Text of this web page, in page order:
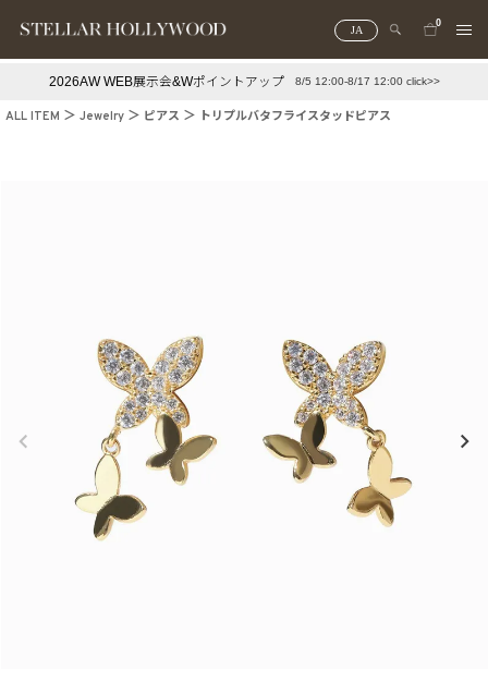
JA
0
2026AW WEB展示会&Wポイントアップ 8/5 12:00-8/17 12:00 click>>
ALL ITEM Jewelry ピアス トリプルバタフライスタッドピアス